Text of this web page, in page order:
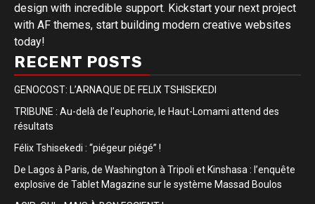
design with incredible support. Kickstart your next project
with AF themes, start building modern creative websites
today!
RECENT POSTS
GENOCOST: L’ARNAQUE DE FELIX TSHISEKEDI
TRIBUNE : Au-delà de l’euphorie, le Haut-Lomami attend des
résultats
Félix Tshisekedi : “piégeur piégé” !
De Lagos à Paris, de Washington à Tripoli et Kinshasa : l’enquête
explosive de Tablet Magazine sur le système Massad Boulos